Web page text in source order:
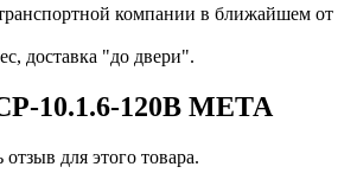
компании в ближайшем от
доставка "до двери".
10.1.6-120В МЕТА
для этого товара.